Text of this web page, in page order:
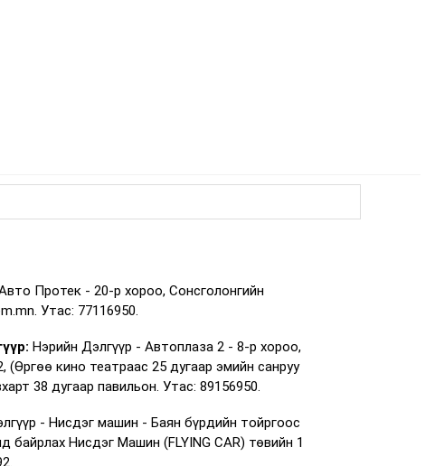
Протек - 20-р хороо, Сонсголонгийн
Утас: 77116950.
Нэрийн Дэлгүүр - Автоплаза 2 - 8-р хороо,
кино театраас 25 дугаар эмийн санруу
38 дугаар павильон. Утас: 89156950.
- Нисдэг машин - Баян бүрдийн тойргоос
байрлах Нисдэг Машин (FLYING CAR) төвийн 1